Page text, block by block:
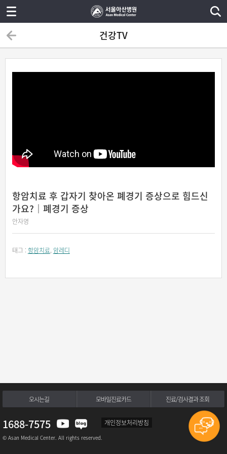
건강TV
항암치료 후 갑자기 찾아온 폐경기 증상으로 힘드신
가요?｜폐경기 증상
안자영
태그 : 항암치료, 암레디
오시는길 모바일진료카드 진료/검사결과 조회
1688-7575 개인정보처리방침
© Asan Medical Center. All rights reserved.